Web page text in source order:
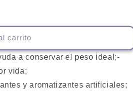
carrito
a conservar el peso ideal;-
vida;
y aromatizantes artificiales;